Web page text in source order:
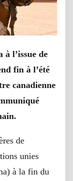
à l’issue de
fin à l’été
canadienne
de
unies
à la fin du